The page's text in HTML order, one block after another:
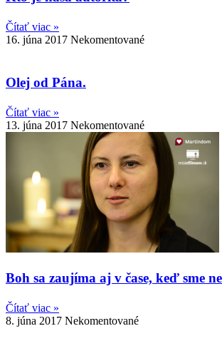
Čítať viac »
16. júna 2017 Nekomentované
Olej od Pána.
Čítať viac »
13. júna 2017 Nekomentované
Boh sa zaujíma aj v čase, keď sme
Čítať viac »
8. júna 2017 Nekomentované